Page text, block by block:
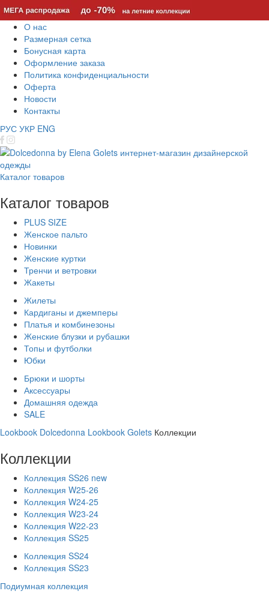
О нас
Размерная сетка
Бонусная карта
Оформление заказа
Политика конфиденциальности
Оферта
Новости
Контакты
РУС УКР ENG
Каталог товаров
Каталог товаров
PLUS SIZE
Женское пальто
Новинки
Женские куртки
Тренчи и ветровки
Жакеты
Жилеты
Кардиганы и джемперы
Платья и комбинезоны
Женские блузки и рубашки
Топы и футболки
Юбки
Брюки и шорты
Аксессуары
Домашняя одежда
SALE
Lookbook Dolcedonna Lookbook Golets Коллекции
Коллекции
Коллекция SS26 new
Коллекция W25-26
Коллекция W24-25
Коллекция W23-24
Коллекция W22-23
Коллекция SS25
Коллекция SS24
Коллекция SS23
Подиумная коллекция